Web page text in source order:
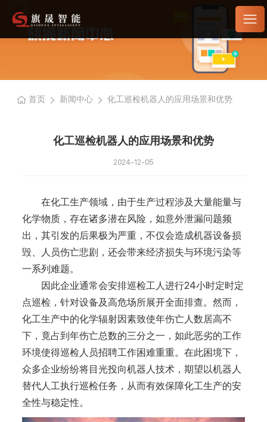
首页 新闻中心 化工巡检机器人的应用场景和优势
化工巡检机器人的应用场景和优势
2024-12-05
在化工生产领域，由于生产过程涉及大量能量与
化学物质，存在诸多潜在风险，如意外泄漏问题频
出，其引发的后果极为严重，不仅会造成机器设备损
毁、人员伤亡悲剧，还会带来经济损失与环境污染等
一系列难题。
因此企业通常会安排巡检工人进行24小时定时定
点巡检，针对设备及高危场所展开全面排查。然而，
化工生产中的化学辐射因素致使年伤亡人数居高不
下，竟占到年伤亡总数的三分之一，如此恶劣的工作
环境使得巡检人员招聘工作困难重重。在此困境下，
众多企业纷纷将目光投向机器人技术，期望以机器人
替代人工执行巡检任务，从而有效保障化工生产的安
全性与稳定性。